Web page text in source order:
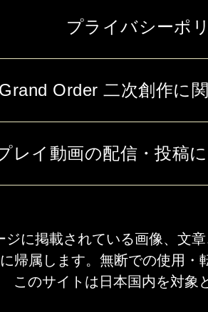
プライバシーポ
Order 二次創作に
レイ動画の配信・投稿
ジに掲載されている画像、文
帰属します。無断での使用・
このサイトは日本国内を対象